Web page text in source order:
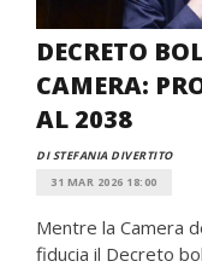
DECRETO
CAMERA:
AL 2038
DI STEFANIA DIVERTITO
31 MAR 2026 18:00
Mentre la Camera
fiducia il Decreto